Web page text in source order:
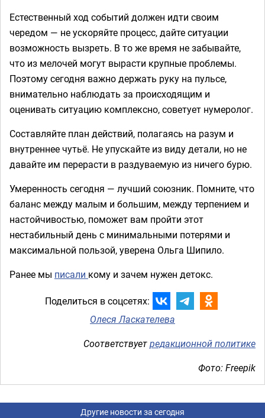
Естественный ход событий должен идти своим
чередом — не ускоряйте процесс, дайте ситуации
возможность вызреть. В то же время не забывайте,
что из мелочей могут вырасти крупные проблемы.
Поэтому сегодня важно держать руку на пульсе,
внимательно наблюдать за происходящим и
оценивать ситуацию комплексно, советует нумеролог.
Составляйте план действий, полагаясь на разум и
внутреннее чутьё. Не упускайте из виду детали, но не
давайте им перерасти в раздуваемую из ничего бурю.
Умеренность сегодня — лучший союзник. Помните, что
баланс между малым и большим, между терпением и
настойчивостью, поможет вам пройти этот
нестабильный день с минимальными потерями и
максимальной пользой, уверена Ольга Шипило.
Ранее мы писали кому и зачем нужен детокс.
Поделиться в соцсетях:
Олеся Ласкателева
Соответствуетредакционной политике
Фото: Freepik
Другие новости за сегодня